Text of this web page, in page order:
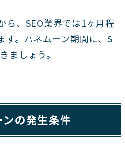
ら、SEO業界では1ヶ月程
す。ハネムーン期間に、S
ましょう。
の発生条件